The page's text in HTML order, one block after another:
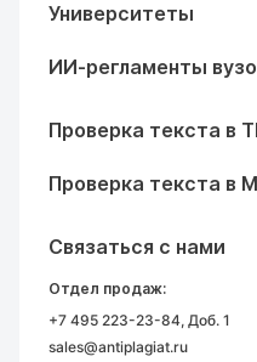
Университеты
ИИ-регламенты
Проверка текста в
Проверка текста в
Связаться с нами
Отдел продаж:
+7 495 223-23-84, Доб. 1
sales@antiplagiat.ru